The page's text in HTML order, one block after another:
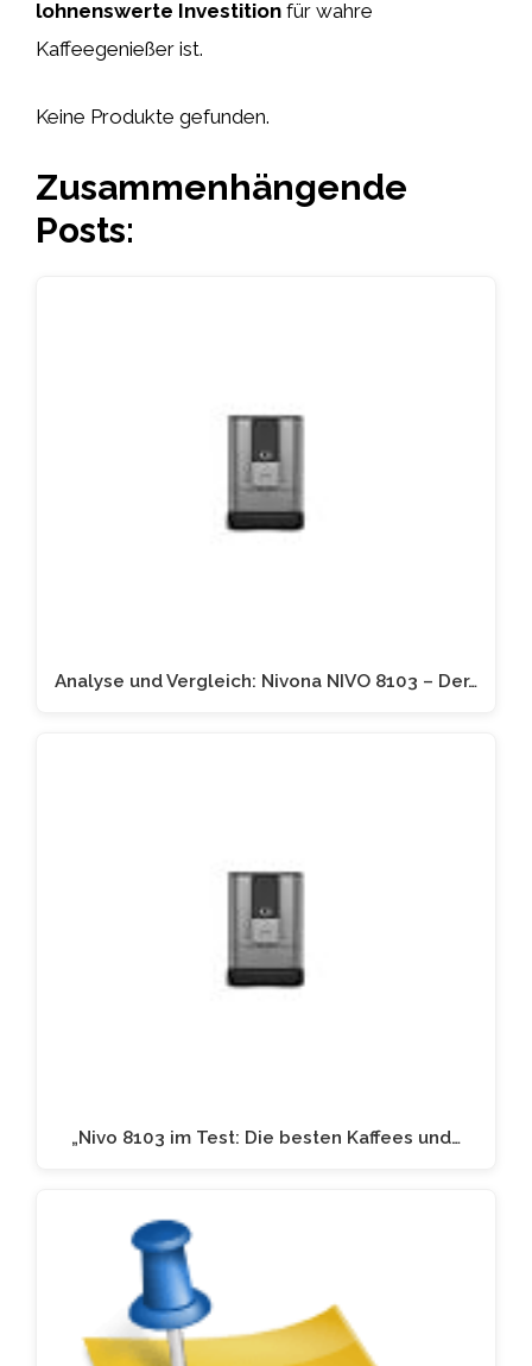
lohnenswerte Investition für wahre
Kaffeegenießer ist.
Keine Produkte gefunden.
Zusammenhängende
Posts:
Analyse und Vergleich: Nivona NIVO 8103 – Der…
„Nivo 8103 im Test: Die besten Kaffees und…